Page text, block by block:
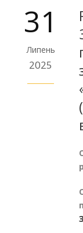
31
Липень
2025